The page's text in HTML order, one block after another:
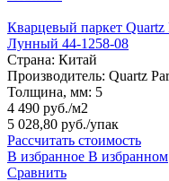
Кварцевый паркет
Лунный 44-1258-08
Страна: Китай
Производитель: Quartz
Толщина, мм: 5
4 490 руб./м2
5 028,80 руб./упак
Рассчитать стоимость
В избранное В избранном
Сравнить